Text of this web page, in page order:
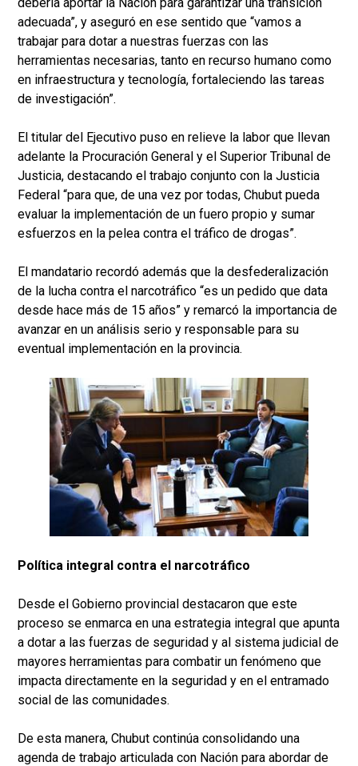
debería aportar la Nación para garantizar una transición
adecuada”, y aseguró en ese sentido que “vamos a
trabajar para dotar a nuestras fuerzas con las
herramientas necesarias, tanto en recurso humano como
en infraestructura y tecnología, fortaleciendo las tareas
de investigación”.
El titular del Ejecutivo puso en relieve la labor que llevan
adelante la Procuración General y el Superior Tribunal de
Justicia, destacando el trabajo conjunto con la Justicia
Federal “para que, de una vez por todas, Chubut pueda
evaluar la implementación de un fuero propio y sumar
esfuerzos en la pelea contra el tráfico de drogas”.
El mandatario recordó además que la desfederalización
de la lucha contra el narcotráfico “es un pedido que data
desde hace más de 15 años” y remarcó la importancia de
avanzar en un análisis serio y responsable para su
eventual implementación en la provincia.
Política integral contra el narcotráfico
Desde el Gobierno provincial destacaron que este
proceso se enmarca en una estrategia integral que apunta
a dotar a las fuerzas de seguridad y al sistema judicial de
mayores herramientas para combatir un fenómeno que
impacta directamente en la seguridad y en el entramado
social de las comunidades.
De esta manera, Chubut continúa consolidando una
agenda de trabajo articulada con Nación para abordar de